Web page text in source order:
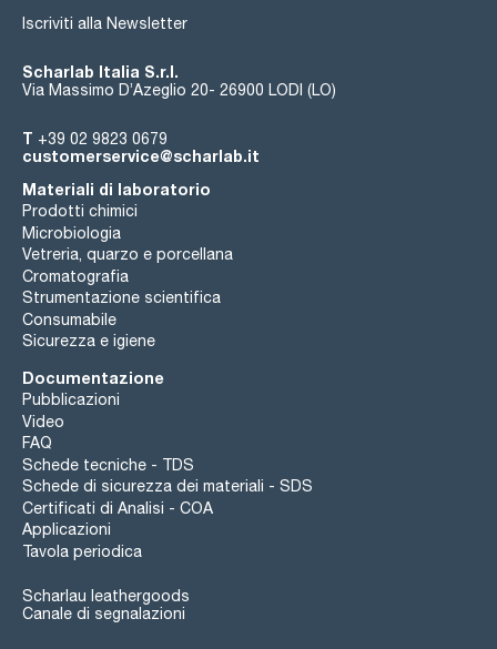
Iscriviti alla Newsletter
Scharlab Italia S.r.l.
Via Massimo D’Azeglio 20- 26900 LODI (LO)
T +39 02 9823 0679
customerservice@scharlab.it
Materiali di laboratorio
Prodotti chimici
Microbiologia
Vetreria, quarzo e porcellana
Cromatografia
Strumentazione scientifica
Consumabile
Sicurezza e igiene
Documentazione
Pubblicazioni
Video
FAQ
Schede tecniche - TDS
Schede di sicurezza dei materiali - SDS
Certificati di Analisi - COA
Applicazioni
Tavola periodica
Scharlau leathergoods
Canale di segnalazioni